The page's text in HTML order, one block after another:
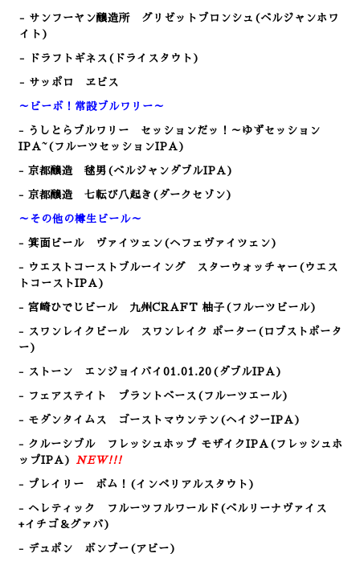
- サンフーヤン醸造所 グリゼットブロンシュ(ベルジャンホワ
イト)
- ドラフトギネス(ドライスタウト)
- サッポロ ヱビス
～ビーボ！常設ブルワリー～
- うしとらブルワリー セッションだッ！～ゆずセッション
IPA~(フルーツセッションIPA)
- 京都醸造 毬男(ベルジャンダブルIPA)
- 京都醸造 七転び八起き(ダークセゾン)
～その他の樽生ビール～
- 箕面ビール ヴァイツェン (ヘフェヴァイツェン)
- ウエストコーストブルーイング スターウォッチャー(ウエス
トコーストIPA)
- 宮崎ひでじビール 九州CRAFT 柚子(フルーツビール)
- スワンレイクビール スワンレイク ポーター(ロブストポータ
ー)
- ストーン エンジョイバイ01.01.20(ダブルIPA)
- フェアステイト プラントベース(フルーツエール)
- モダンタイムス ゴーストマウンテン(ヘイジーIPA)
- クルーシブル フレッシュホップ モザイクIPA(フレッシュホ
ップIPA) NEW!!!
- プレイリー ボム！(インペリアルスタウト)
- ヘレティック フルーツフルワールド(ベルリーナヴァイス
+イチゴ＆グァバ)
- デュポン ボンブー(アビー)